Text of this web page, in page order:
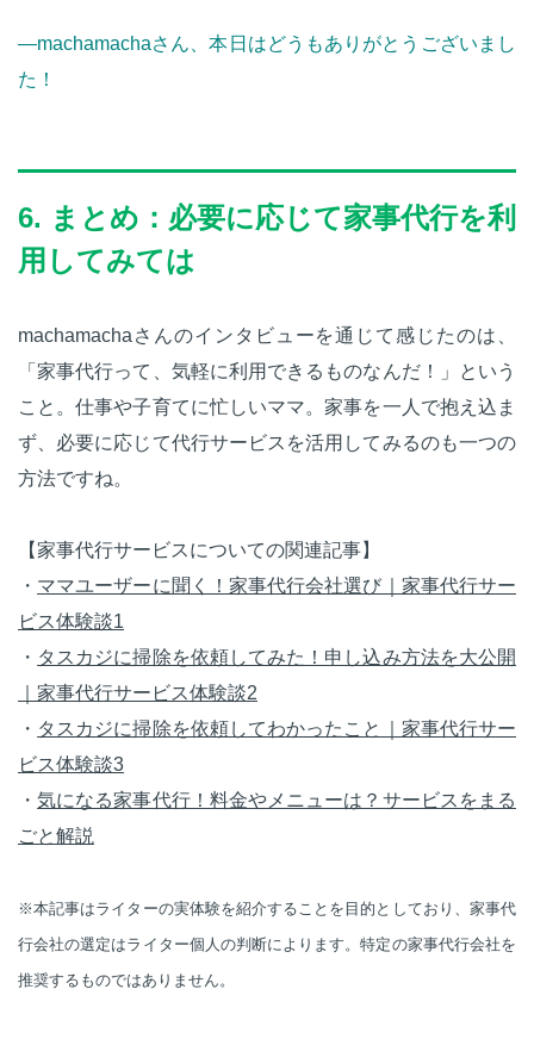
—machamachaさん、本日はどうもありがとうございまし
た！
6. まとめ：必要に応じて家事代行を利
用してみては
machamachaさんのインタビューを通じて感じたのは、
「家事代行って、気軽に利用できるものなんだ！」という
こと。仕事や子育てに忙しいママ。家事を一人で抱え込ま
ず、必要に応じて代行サービスを活用してみるのも一つの
方法ですね。
【家事代行サービスについての関連記事】
・ ママユーザーに聞く！家事代行会社選び｜家事代行サー
ビス体験談1
・ タスカジに掃除を依頼してみた！申し込み方法を大公開
｜家事代行サービス体験談2
・ タスカジに掃除を依頼してわかったこと｜家事代行サー
ビス体験談3
・気になる家事代行！料金やメニューは？サービスをまる
ごと解説
※本記事はライターの実体験を紹介することを目的としており、家事代
行会社の選定はライター個人の判断によります。特定の家事代行会社を
推奨するものではありません。